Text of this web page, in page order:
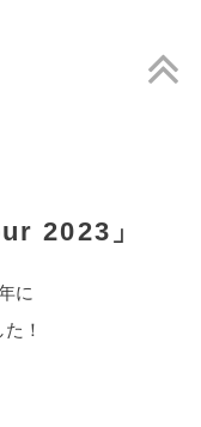
2023」
に
！